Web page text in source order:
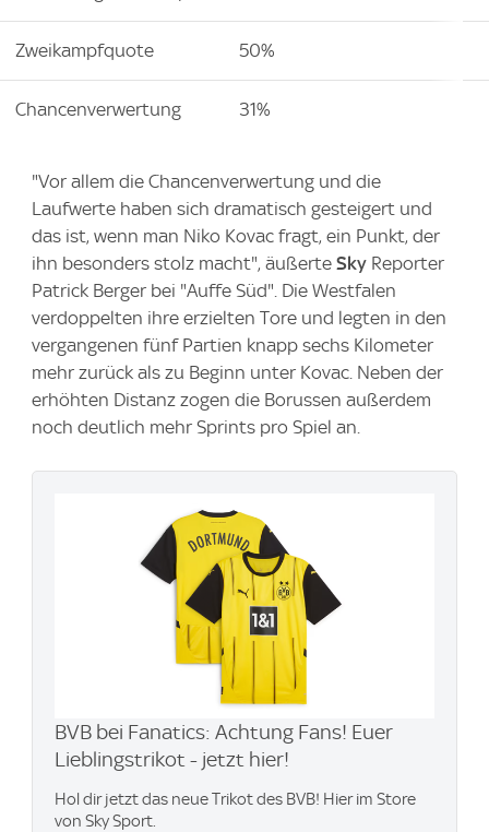
Zweikampfquote 50%
Chancenverwertung 31%
"Vor allem die Chancenverwertung und die
Laufwerte haben sich dramatisch gesteigert und
das ist, wenn man Niko Kovac fragt, ein Punkt, der
ihn besonders stolz macht", äußerte Sky Reporter
Patrick Berger bei "Auffe Süd". Die Westfalen
verdoppelten ihre erzielten Tore und legten in den
vergangenen fünf Partien knapp sechs Kilometer
mehr zurück als zu Beginn unter Kovac. Neben der
erhöhten Distanz zogen die Borussen außerdem
noch deutlich mehr Sprints pro Spiel an.
BVB bei Fanatics: Achtung Fans! Euer
Lieblingstrikot - jetzt hier!
Hol dir jetzt das neue Trikot des BVB! Hier im Store
von Sky Sport.